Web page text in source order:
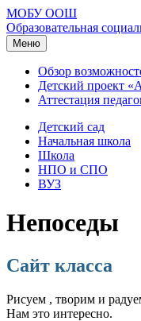
МОБУ ООШ
Образовательная
Меню
Обзор
Детский проект
Аттестация
Детский сад
Начальная школа
Школа
НПО и СПО
ВУЗ
Непоседы
Сайт класса
Рисуем , творим и
Нам это интересно.